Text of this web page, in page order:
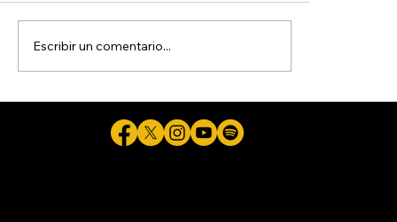
del INE que le prohibieron llamar
'narcopartido' a MORENA
Escribir un comentario...